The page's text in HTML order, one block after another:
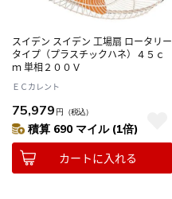
スイデン スイデン 工場扇 ロータリー
タイプ（プラスチックハネ）４５ｃ
ｍ 単相２００Ｖ
ＥＣカレント
75,979 円 （税込）
積算 690 マイル (1倍)
カートに入れる